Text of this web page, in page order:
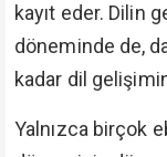
kayıt eder. Dilin
döneminde de,
kadar dil
Yalnızca birçok